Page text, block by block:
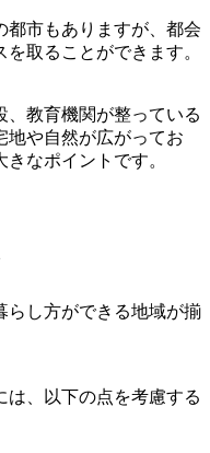
都市もありますが、都会
取ることができます。
、教育機関が整っている
地や自然が広がってお
なポイントです。
らし方ができる地域が揃
は、以下の点を考慮する